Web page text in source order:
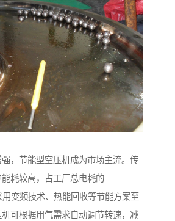
，节能型空压机成为市场主流。传
耗较高，占工厂总电耗的
用变频技术、热能回收等节能方案至
可根据用气需求自动调节转速，减